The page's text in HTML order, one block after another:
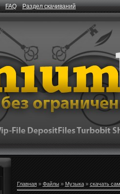
FAQ Раздел скачиваний
Главная» Файлы» Музыка» скачать